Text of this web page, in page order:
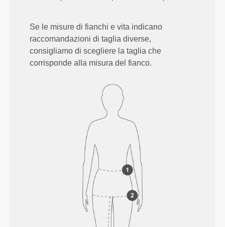
Se le misure di fianchi e vita indicano
raccomandazioni di taglia diverse,
consigliamo di scegliere la taglia che
corrisponde alla misura del fianco.